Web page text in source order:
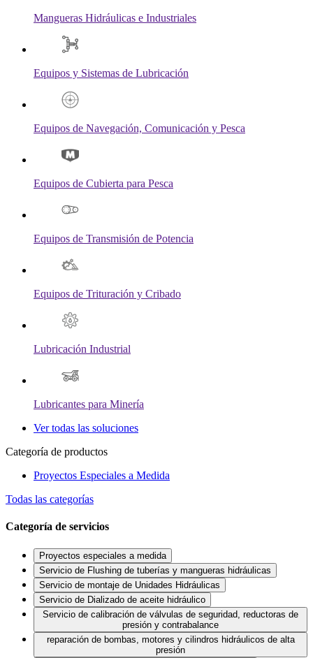
Mangueras Hidráulicas e Industriales
Equipos y Sistemas de Lubricación
Equipos de Navegación, Comunicación y Pesca
Equipos de Cubierta para Pesca
Equipos de Transmisión de Potencia
Equipos de Trituración y Cribado
Lubricación Industrial
Lubricantes para Minería
Ver todas las soluciones
Categoría de productos
Proyectos Especiales a Medida
Todas las categorías
Categoría de servicios
Proyectos especiales a medida
Servicio de Flushing de tuberías y mangueras hidráulicas
Servicio de montaje de Unidades Hidráulicas
Servicio de Dializado de aceite hidráulico
Servicio de calibración de válvulas de seguridad, reductoras de
presión y contrabalance
reparación de bombas, motores y cilindros hidráulicos de alta
presión